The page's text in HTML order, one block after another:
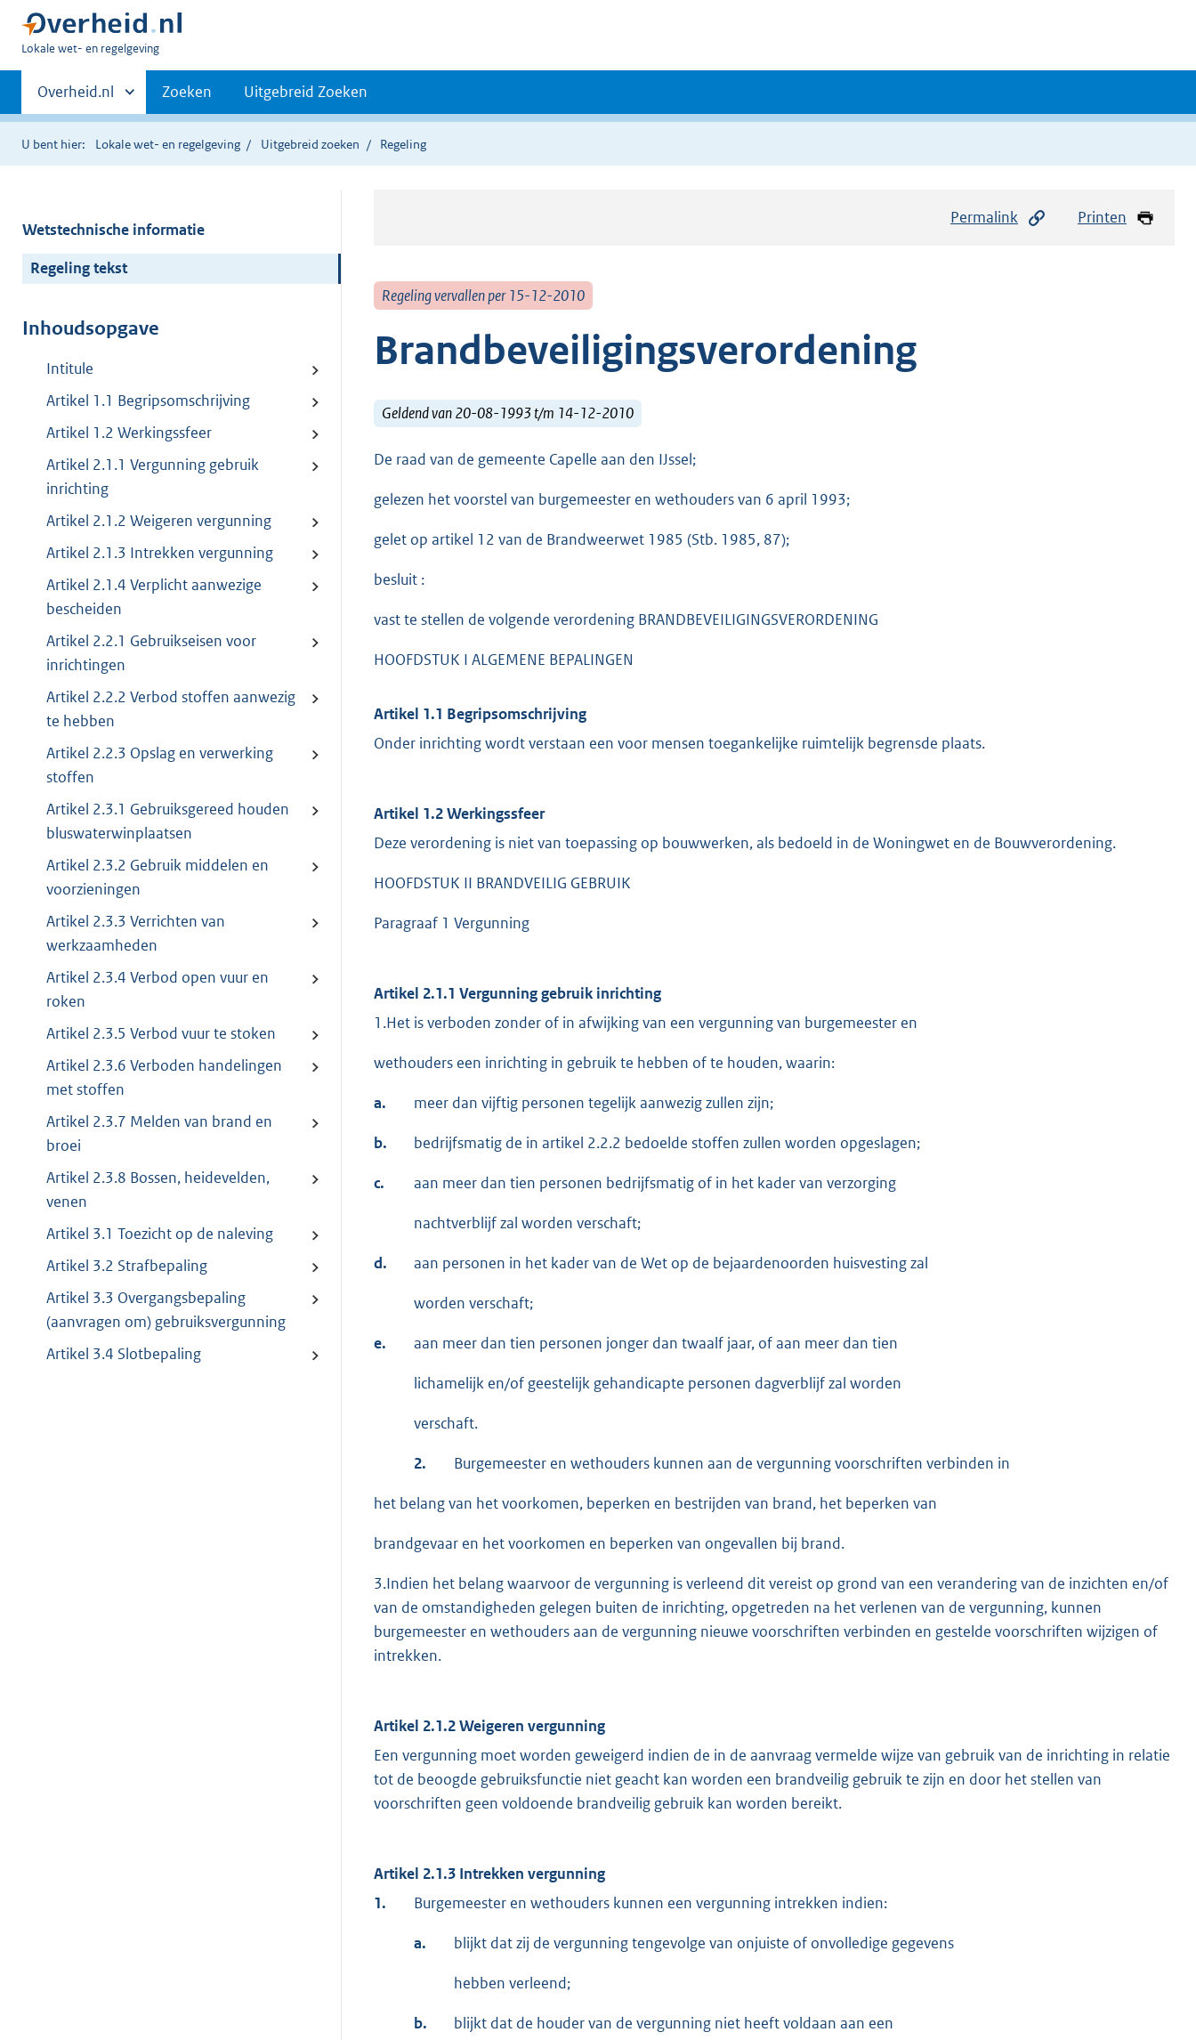
U
hier:
Lokale wet- en regelgeving
Primaire
navigatie
Andere
sites
binnen
Overheid.nl Zoeken Uitgebreid Zoeken
U bent hier: Lokale wet- en regelgeving Uitgebreid zoeken Regeling
Wetstechnische informatie
Regeling tekst
Inhoudsopgave
Intitule
Artikel 1.1 Begripsomschrijving
Artikel 1.2 Werkingssfeer
Artikel 2.1.1 Vergunning gebruik
inrichting
Artikel 2.1.2 Weigeren vergunning
Artikel 2.1.3 Intrekken vergunning
Artikel 2.1.4 Verplicht aanwezige
bescheiden
Artikel 2.2.1 Gebruikseisen voor
inrichtingen
Artikel 2.2.2 Verbod stoffen aanwezig
te hebben
Artikel 2.2.3 Opslag en verwerking
stoffen
Artikel 2.3.1 Gebruiksgereed houden
bluswaterwinplaatsen
Artikel 2.3.2 Gebruik middelen en
voorzieningen
Artikel 2.3.3 Verrichten van
werkzaamheden
Artikel 2.3.4 Verbod open vuur en
roken
Artikel 2.3.5 Verbod vuur te stoken
Artikel 2.3.6 Verboden handelingen
met stoffen
Artikel 2.3.7 Melden van brand en
broei
Artikel 2.3.8 Bossen, heidevelden,
venen
Artikel 3.1 Toezicht op de naleving
Artikel 3.2 Strafbepaling
Artikel 3.3 Overgangsbepaling
(aanvragen om) gebruiksvergunning
Artikel 3.4 Slotbepaling
Permalink Printen
Regeling vervallen per 15-12-2010
Brandbeveiligingsverordening
Geldend van 20-08-1993 t/m 14-12-2010
De raad van de gemeente Capelle aan den IJssel;
gelezen het voorstel van burgemeester en wethouders van 6 april 1993;
gelet op artikel 12 van de Brandweerwet 1985 (Stb. 1985, 87);
besluit :
vast te stellen de volgende verordening BRANDBEVEILIGINGSVERORDENING
HOOFDSTUK I ALGEMENE BEPALINGEN
Artikel 1.1 Begripsomschrijving
Onder inrichting wordt verstaan een voor mensen toegankelijke ruimtelijk begrensde plaats.
Artikel 1.2 Werkingssfeer
Deze verordening is niet van toepassing op bouwwerken, als bedoeld in de Woningwet en de Bouwverordening.
HOOFDSTUK II BRANDVEILIG GEBRUIK
Paragraaf 1 Vergunning
Artikel 2.1.1 Vergunning gebruik inrichting
1.Het is verboden zonder of in afwijking van een vergunning van burgemeester en
wethouders een inrichting in gebruik te hebben of te houden, waarin:
a. meer dan vijftig personen tegelijk aanwezig zullen zijn;
b. bedrijfsmatig de in artikel 2.2.2 bedoelde stoffen zullen worden opgeslagen;
c. aan meer dan tien personen bedrijfsmatig of in het kader van verzorging
nachtverblijf zal worden verschaft;
d. aan personen in het kader van de Wet op de bejaardenoorden huisvesting zal
worden verschaft;
e. aan meer dan tien personen jonger dan twaalf jaar, of aan meer dan tien
lichamelijk en/of geestelijk gehandicapte personen dagverblijf zal worden
verschaft.
2. Burgemeester en wethouders kunnen aan de vergunning voorschriften verbinden in
het belang van het voorkomen, beperken en bestrijden van brand, het beperken van
brandgevaar en het voorkomen en beperken van ongevallen bij brand.
3.Indien het belang waarvoor de vergunning is verleend dit vereist op grond van een verandering van de inzichten en/of
van de omstandigheden gelegen buiten de inrichting, opgetreden na het verlenen van de vergunning, kunnen
burgemeester en wethouders aan de vergunning nieuwe voorschriften verbinden en gestelde voorschriften wijzigen of
intrekken.
Artikel 2.1.2 Weigeren vergunning
Een vergunning moet worden geweigerd indien de in de aanvraag vermelde wijze van gebruik van de inrichting in relatie
tot de beoogde gebruiksfunctie niet geacht kan worden een brandveilig gebruik te zijn en door het stellen van
voorschriften geen voldoende brandveilig gebruik kan worden bereikt.
Artikel 2.1.3 Intrekken vergunning
1.
Burgemeester en wethouders kunnen een vergunning intrekken indien:
a. blijkt dat zij de vergunning tengevolge van onjuiste of onvolledige gegevens
hebben verleend;
b. blijkt dat de houder van de vergunning niet heeft voldaan aan een